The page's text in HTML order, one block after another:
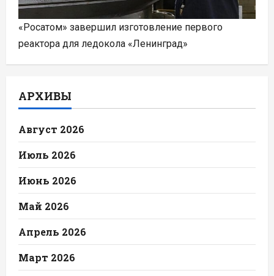
«Росатом» завершил изготовление первого
реактора для ледокола «Ленинград»
АРХИВЫ
Август 2026
Июль 2026
Июнь 2026
Май 2026
Апрель 2026
Март 2026